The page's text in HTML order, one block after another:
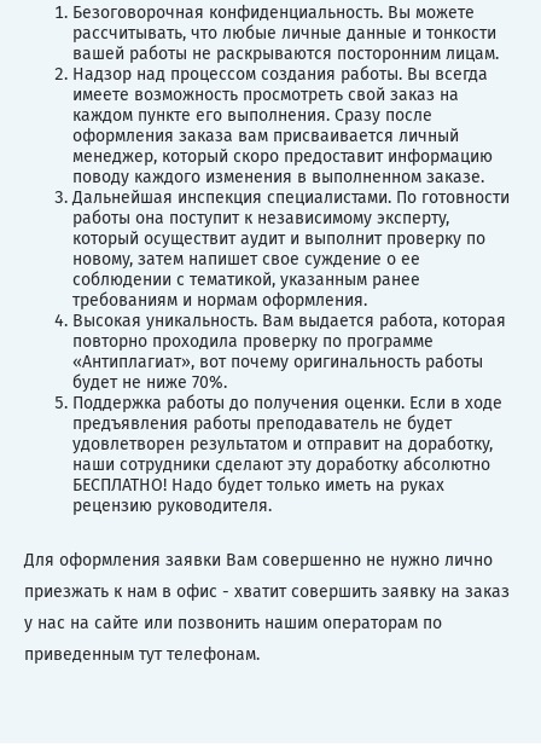
Безоговорочная конфиденциальность. Вы можете
рассчитывать, что любые личные данные и тонкости
вашей работы не раскрываются посторонним лицам.
Надзор над процессом создания работы. Вы всегда
имеете возможность просмотреть свой заказ на
каждом пункте его выполнения. Сразу после
оформления заказа вам присваивается личный
менеджер, который скоро предоставит информацию
поводу каждого изменения в выполненном заказе.
Дальнейшая инспекция специалистами. По готовности
работы она поступит к независимому эксперту,
который осуществит аудит и выполнит проверку по
новому, затем напишет свое суждение о ее
соблюдении с тематикой, указанным ранее
требованиям и нормам оформления.
Высокая уникальность. Вам выдается работа, которая
повторно проходила проверку по программе
«Антиплагиат», вот почему оригинальность работы
будет не ниже 70%.
Поддержка работы до получения оценки. Если в ходе
предъявления работы преподаватель не будет
удовлетворен результатом и отправит на доработку,
наши сотрудники сделают эту доработку абсолютно
БЕСПЛАТНО! Надо будет только иметь на руках
рецензию руководителя.
Для оформления заявки Вам совершенно не нужно лично
приезжать к нам в офис - хватит совершить заявку на заказ
у нас на сайте или позвонить нашим операторам по
приведенным тут телефонам.